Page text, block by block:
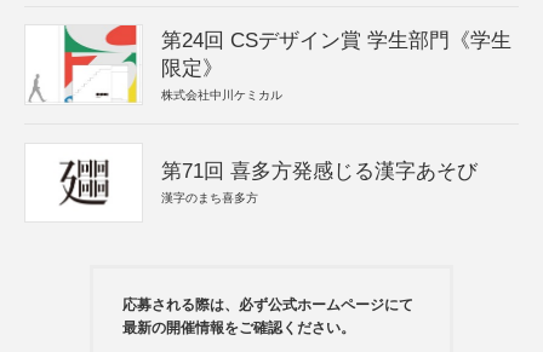
第24回 CSデザイン賞 学生部門《学生
限定》
株式会社中川ケミカル
第71回 喜多方発感じる漢字あそび
漢字のまち喜多方
応募される際は、必ず公式ホームページにて
最新の開催情報をご確認ください。